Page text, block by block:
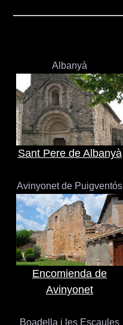
Albanyà
Sant Pere de Albanyà
Avinyonet de Puigventós
Encomienda de
Avinyonet
Boadella i les Escaules